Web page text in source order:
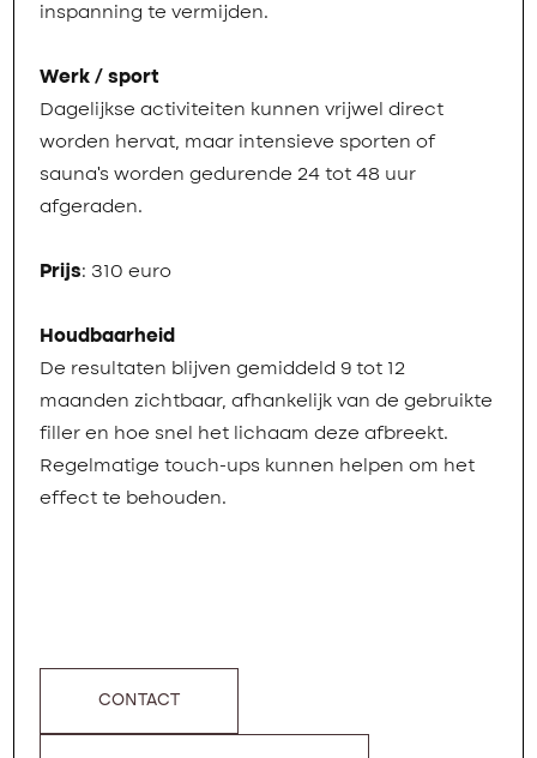
inspanning te vermijden.
Werk / sport
Dagelijkse activiteiten kunnen vrijwel direct
worden hervat, maar intensieve sporten of
sauna’s worden gedurende 24 tot 48 uur
afgeraden.
Prijs: 310 euro
Houdbaarheid
De resultaten blijven gemiddeld 9 tot 12
maanden zichtbaar, afhankelijk van de gebruikte
filler en hoe snel het lichaam deze afbreekt.
Regelmatige touch-ups kunnen helpen om het
effect te behouden.
CONTACT